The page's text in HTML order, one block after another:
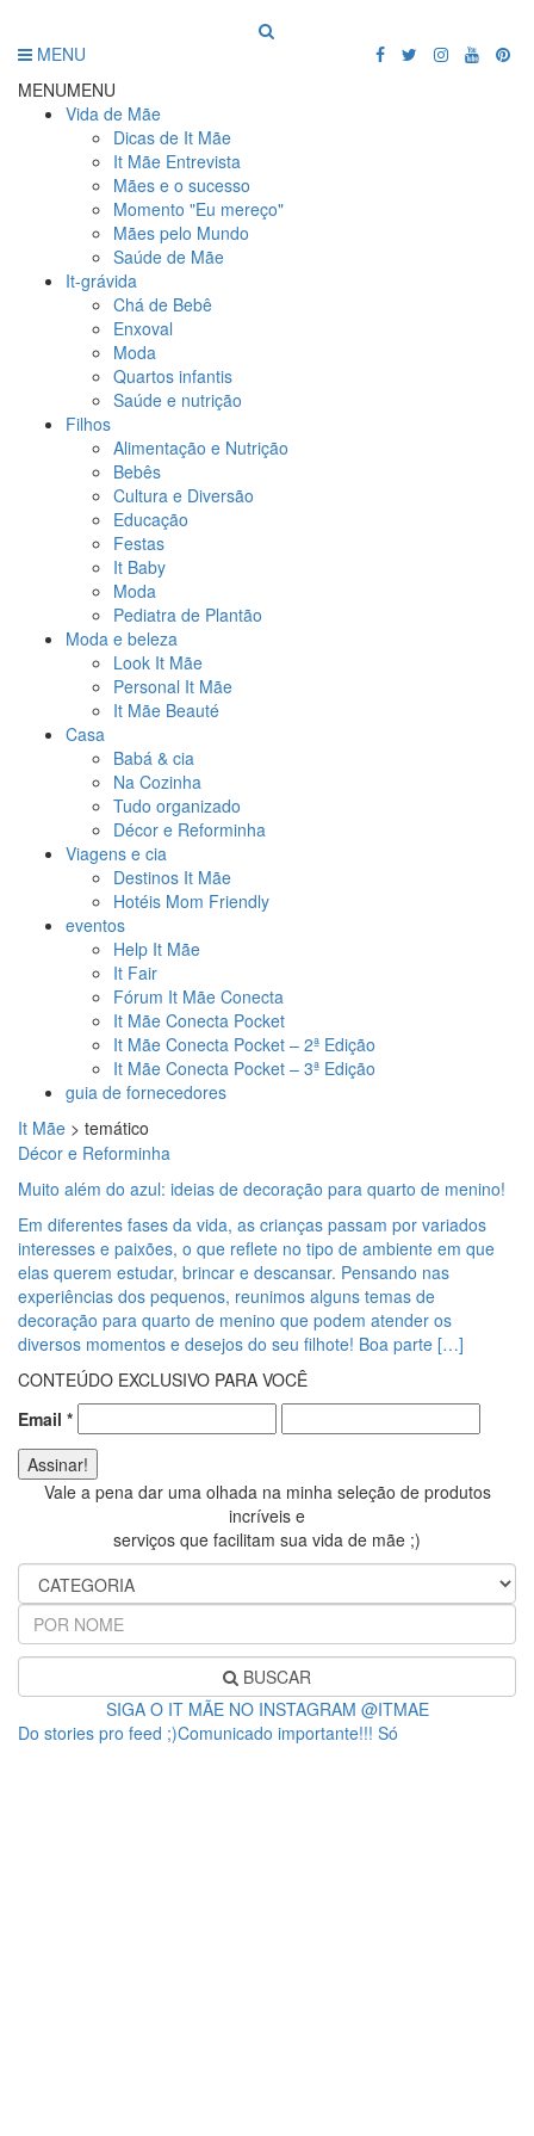
MENU
MENUMENU
Vida de Mãe
Dicas de It Mãe
It Mãe Entrevista
Mães e o sucesso
Momento "Eu mereço"
Mães pelo Mundo
Saúde de Mãe
It-grávida
Chá de Bebê
Enxoval
Moda
Quartos infantis
Saúde e nutrição
Filhos
Alimentação e Nutrição
Bebês
Cultura e Diversão
Educação
Festas
It Baby
Moda
Pediatra de Plantão
Moda e beleza
Look It Mãe
Personal It Mãe
It Mãe Beauté
Casa
Babá & cia
Na Cozinha
Tudo organizado
Décor e Reforminha
Viagens e cia
Destinos It Mãe
Hotéis Mom Friendly
eventos
Help It Mãe
It Fair
Fórum It Mãe Conecta
It Mãe Conecta Pocket
It Mãe Conecta Pocket – 2ª Edição
It Mãe Conecta Pocket – 3ª Edição
guia de fornecedores
It Mãe > temático
Décor e Reforminha
Muito além do azul: ideias de decoração para quarto de menino!
Em diferentes fases da vida, as crianças passam por variados
interesses e paixões, o que reflete no tipo de ambiente em que
elas querem estudar, brincar e descansar. Pensando nas
experiências dos pequenos, reunimos alguns temas de
decoração para quarto de menino que podem atender os
diversos momentos e desejos do seu filhote! Boa parte […]
CONTEÚDO EXCLUSIVO PARA VOCÊ
Email *
Vale a pena dar uma olhada na minha seleção de produtos
incríveis e
serviços que facilitam sua vida de mãe ;)
BUSCAR
SIGA O IT MÃE NO INSTAGRAM @ITMAE
Do stories pro feed ;)Comunicado importante!!! Só